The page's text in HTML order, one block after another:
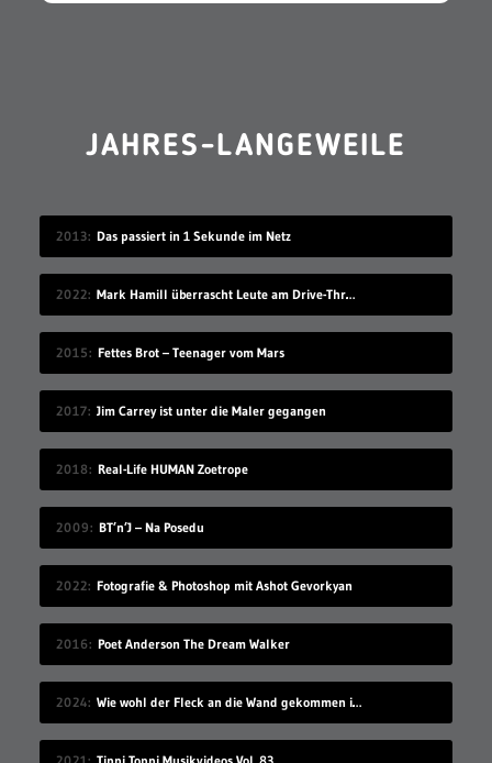
JAHRES-LANGEWEILE
2013 Das passiert in 1 Sekunde im Netz
2022 Mark Hamill überrascht Leute am Drive-Thru-Schalter
2015 Fettes Brot – Teenager vom Mars
2017 Jim Carrey ist unter die Maler gegangen
2018 Real-Life HUMAN Zoetrope
2009 BT’n’J – Na Posedu
2022 Fotografie & Photoshop mit Ashot Gevorkyan
2016 Poet Anderson The Dream Walker
2024 Wie wohl der Fleck an die Wand gekommen ist?